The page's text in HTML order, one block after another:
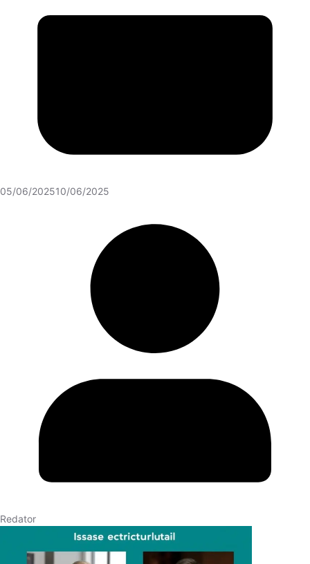
05/06/202510/06/2025
Redator